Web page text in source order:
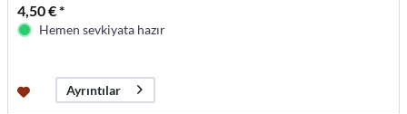
4,50 € *
Hemen sevkiyata hazır
Ayrıntılar